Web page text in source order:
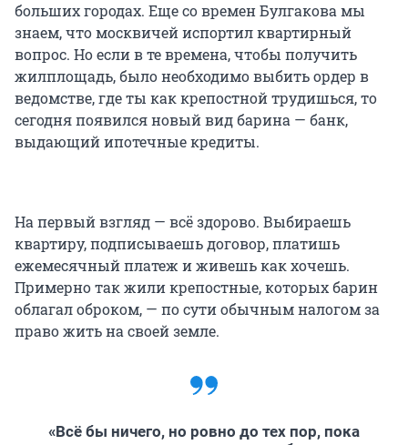
больших городах. Еще со времен Булгакова мы
знаем, что москвичей испортил квартирный
вопрос. Но если в те времена, чтобы получить
жилплощадь, было необходимо выбить ордер в
ведомстве, где ты как крепостной трудишься, то
сегодня появился новый вид барина — банк,
выдающий ипотечные кредиты.
На первый взгляд — всё здорово. Выбираешь
квартиру, подписываешь договор, платишь
ежемесячный платеж и живешь как хочешь.
Примерно так жили крепостные, которых барин
облагал оброком, — по сути обычным налогом за
право жить на своей земле.
«Всё бы ничего, но ровно до тех пор, пока